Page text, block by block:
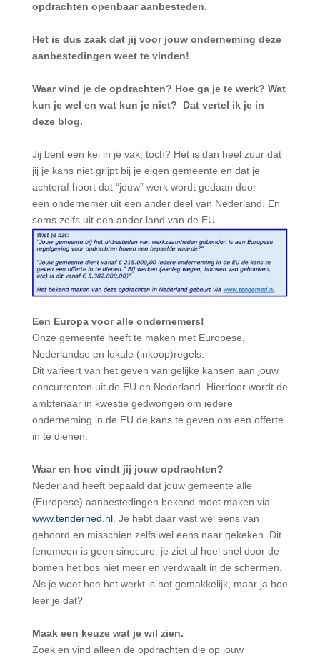
opdrachten openbaar aanbesteden.
Het is dus zaak dat jij voor jouw onderneming deze
aanbestedingen weet te vinden!
Waar vind je de opdrachten? Hoe ga je te werk? Wat
kun je wel en wat kun je niet? Dat vertel ik je in
deze blog.
Jij bent een kei in je vak, toch? Het is dan heel zuur dat
jij je kans niet grijpt bij je eigen gemeente en dat je
achteraf hoort dat “jouw” werk wordt gedaan door
een ondernemer uit een ander deel van Nederland. En
soms zelfs uit een ander land van de EU.
Een Europa voor alle ondernemers!
Onze gemeente heeft te maken met Europese,
Nederlandse en lokale (inkoop)regels.
Dit varieert van het geven van gelijke kansen aan jouw
concurrenten uit de EU en Nederland. Hierdoor wordt de
ambtenaar in kwestie gedwongen om iedere
onderneming in de EU de kans te geven om een offerte
in te dienen.
Waar en hoe vindt jij jouw opdrachten?
Nederland heeft bepaald dat jouw gemeente alle
(Europese) aanbestedingen bekend moet maken via
www.tenderned.nl. Je hebt daar vast wel eens van
gehoord en misschien zelfs wel eens naar gekeken. Dit
fenomeen is geen sinecure, je ziet al heel snel door de
bomen het bos niet meer en verdwaalt in de schermen.
Als je weet hoe het werkt is het gemakkelijk, maar ja hoe
leer je dat?
Maak een keuze wat je wil zien.
Zoek en vind alleen de opdrachten die op jouw